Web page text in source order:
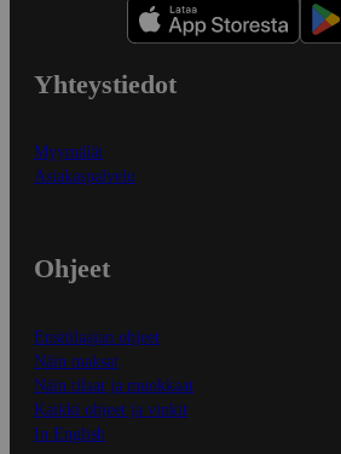
Yhteystiedot
Myymälät
Asiakaspalvelu
Ohjeet
Ensitilaajan ohjeet
Näin maksat
Näin tilaat ja muokkaat
Kaikki ohjeet ja vinkit
In English